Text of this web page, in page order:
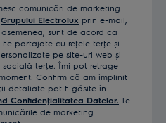
comunicări de marketing
Grupului Electrolux prin e-mail,
sunt de acord ca
partajate cu reţele terţe și
pe site-uri web și
terţe. Îmi pot retrage
Confirm că am împlinit
detaliate pot fi găsite în
Confidenţialitatea Datelor. Te
de marketing